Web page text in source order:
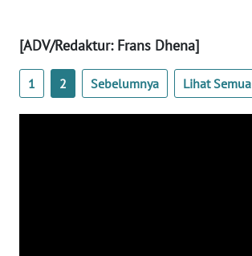
[ADV/Redaktur: Frans Dhena]
1 2 Sebelumnya Lihat Semua
KARIR